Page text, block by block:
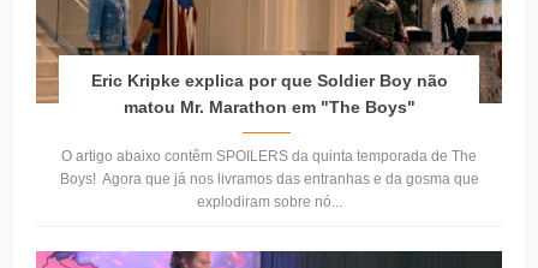
Eric Kripke explica por que Soldier Boy não
matou Mr. Marathon em "The Boys"
O artigo abaixo contêm SPOILERS da quinta temporada de The
Boys! Agora que já nos livramos das entranhas e da gosma que
explodiram sobre nó...